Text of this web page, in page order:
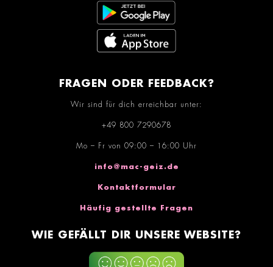
FRAGEN ODER FEEDBACK?
Wir sind für dich erreichbar unter:
+49 800 7290678
Mo – Fr von 09:00 – 16:00 Uhr
info@mac-geiz.de
Kontaktformular
Häufig gestellte Fragen
WIE GEFÄLLT DIR UNSERE WEBSITE?